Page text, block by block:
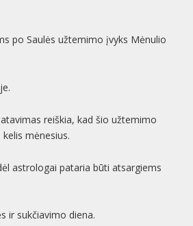
po Saulės užtemimo įvyks Mėnulio
reiškia, kad šio užtemimo
mėnesius.
astrologai pataria būti atsargiems
ir sukčiavimo diena.